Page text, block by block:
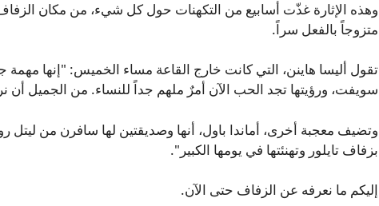
وهذه الإثارة غذّت أسابيع من التكهنات حول كل شيء، من مكان الزفاف
متزوجاً بالفعل سراً.
تقول أليسا هاينن، التي كانت خارج القاعة مساء الخميس: "إنها مهمة
سويفت، ورؤيتها تجد الحب الآن أمرٌ ملهم جداً للنساء. من الجميل أن
وتضيف معجبة أخرى، أماندا باول، أنها وصديقتين لها سافرن من ليتل
بزفاف تايلور وتهنئتها في يومها الكبير".
إليكم ما نعرفه عن الزفاف حتى الآن.